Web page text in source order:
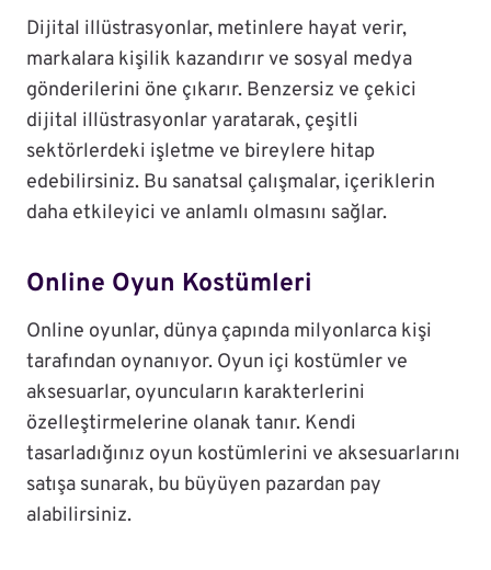
Dijital illüstrasyonlar, metinlere hayat verir,
markalara kişilik kazandırır ve sosyal medya
gönderilerini öne çıkarır. Benzersiz ve çekici
dijital illüstrasyonlar yaratarak, çeşitli
sektörlerdeki işletme ve bireylere hitap
edebilirsiniz. Bu sanatsal çalışmalar, içeriklerin
daha etkileyici ve anlamlı olmasını sağlar.
Online Oyun Kostümleri
Online oyunlar, dünya çapında milyonlarca kişi
tarafından oynanıyor. Oyun içi kostümler ve
aksesuarlar, oyuncuların karakterlerini
özelleştirmelerine olanak tanır. Kendi
tasarladığınız oyun kostümlerini ve aksesuarlarını
satışa sunarak, bu büyüyen pazardan pay
alabilirsiniz.